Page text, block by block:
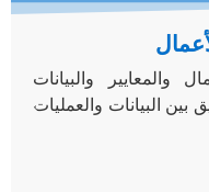
والمعايير والبيانات
البيانات والعمليات